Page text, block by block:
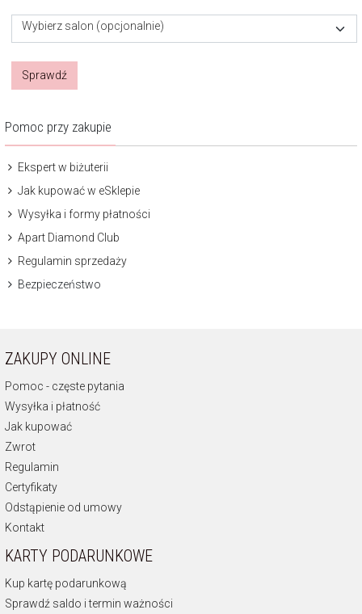
Wybierz salon (opcjonalnie)
Sprawdź
Pomoc przy zakupie
Ekspert w biżuterii
Jak kupować w eSklepie
Wysyłka i formy płatności
Apart Diamond Club
Regulamin sprzedaży
Bezpieczeństwo
ZAKUPY ONLINE
Pomoc - częste pytania
Wysyłka i płatność
Jak kupować
Zwrot
Regulamin
Certyfikaty
Odstąpienie od umowy
Kontakt
KARTY PODARUNKOWE
Kup kartę podarunkową
Sprawdź saldo i termin ważności